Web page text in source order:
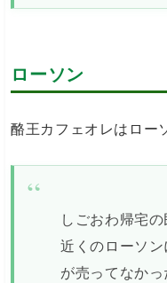
ローソン
酪王カフェオレはロー
しごおわ帰宅の
近くのローソ
が売ってなかっ